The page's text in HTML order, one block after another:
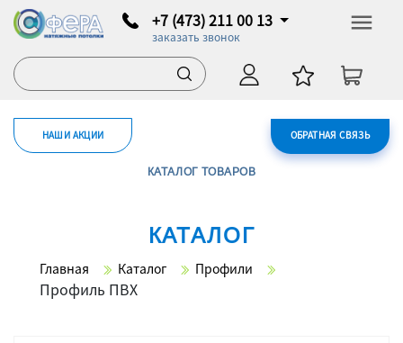
+7 (473) 211 00 13
заказать звонок
ОБРАТНАЯ СВЯЗЬ
НАШИ АКЦИИ
КАТАЛОГ ТОВАРОВ
КАТАЛОГ
Главная Каталог Профили
Профиль ПВХ